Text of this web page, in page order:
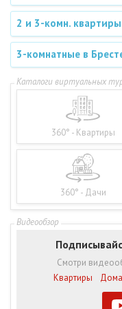
2 и 3-комн. квартиры
3-комнатные в
360° - Квартиры
360° - Дачи
Смотри
Квартиры